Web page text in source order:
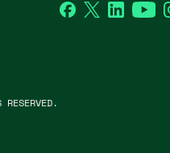
Facebook
TwitterLinkedIn